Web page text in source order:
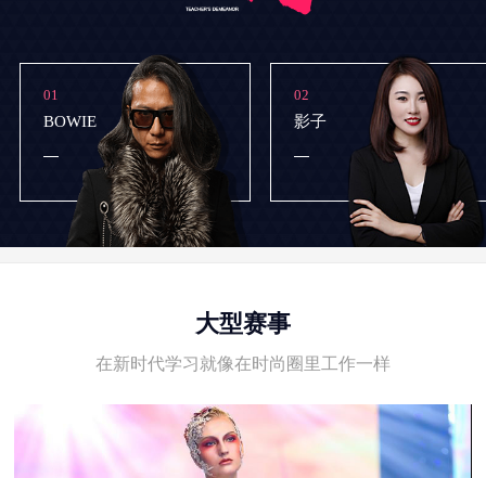
01
BOWIE
02
影子
大型赛事
在新时代学习就像在时尚圈里工作一样